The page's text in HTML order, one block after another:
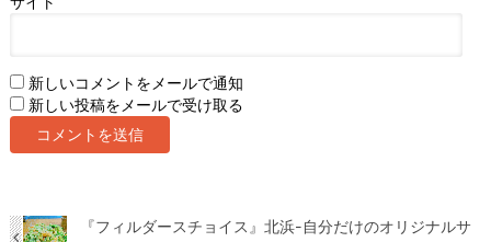
新しいコメントをメールで通知
新しい投稿をメールで受け取る
『フィルダースチョイス』北浜-自分だけのオリジナルサ